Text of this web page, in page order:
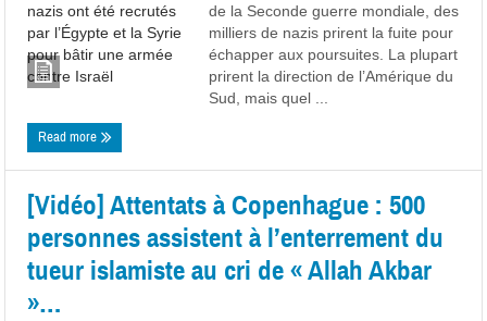
de la Seconde guerre mondiale, des
milliers de nazis prirent la fuite pour
échapper aux poursuites. La plupart
prirent la direction de l’Amérique du
Sud, mais quel ...
Read more
[Vidéo] Attentats à Copenhague : 500
personnes assistent à l’enterrement du
tueur islamiste au cri de « Allah Akbar
»…